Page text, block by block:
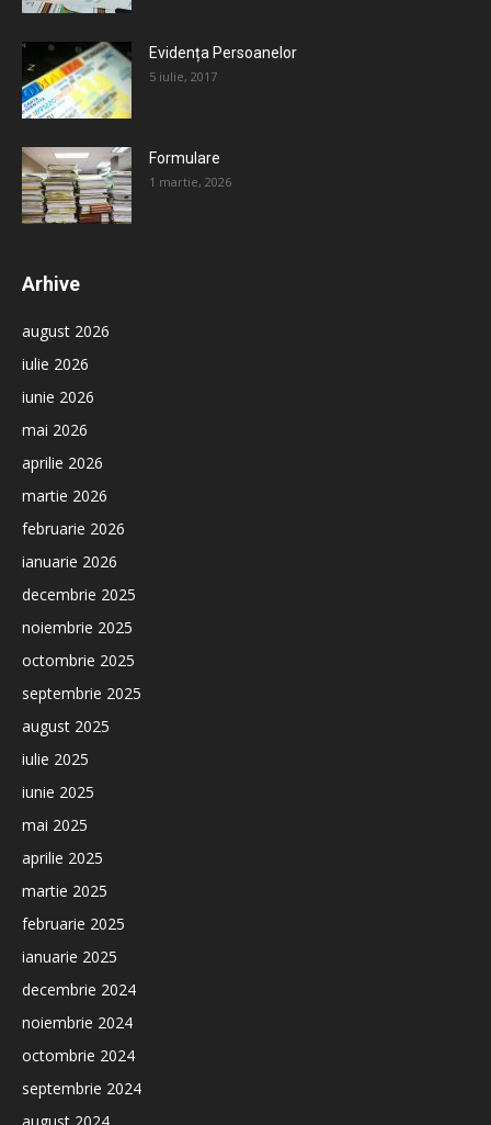
Evidența Persoanelor
5 iulie, 2017
Formulare
1 martie, 2026
Arhive
august 2026
iulie 2026
iunie 2026
mai 2026
aprilie 2026
martie 2026
februarie 2026
ianuarie 2026
decembrie 2025
noiembrie 2025
octombrie 2025
septembrie 2025
august 2025
iulie 2025
iunie 2025
mai 2025
aprilie 2025
martie 2025
februarie 2025
ianuarie 2025
decembrie 2024
noiembrie 2024
octombrie 2024
septembrie 2024